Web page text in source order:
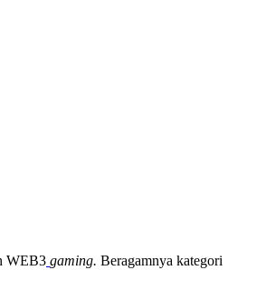
WEB3 gaming. Beragamnya kategori